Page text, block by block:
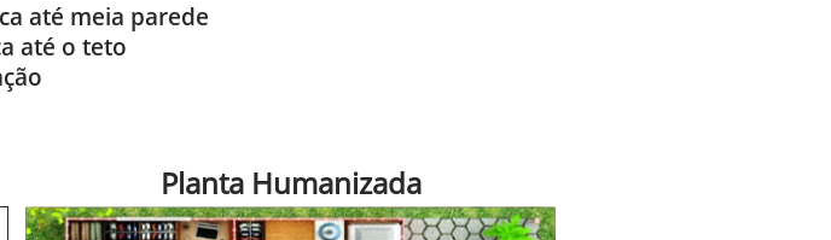
até meia parede
até o teto
Planta Humanizada